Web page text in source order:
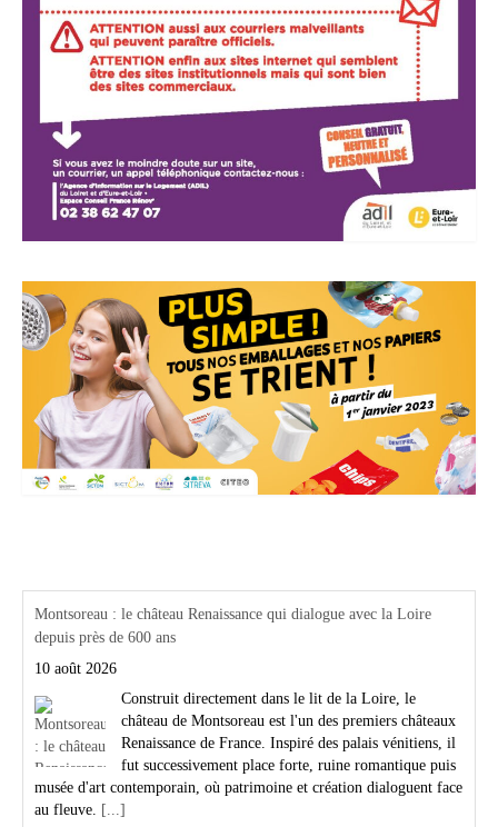
Montsoreau : le château Renaissance qui dialogue avec la Loire
depuis près de 600 ans
10 août 2026
Construit directement dans le lit de la Loire, le
château de Montsoreau est l'un des premiers châteaux
Renaissance de France. Inspiré des palais vénitiens, il
fut successivement place forte, ruine romantique puis
musée d'art contemporain, où patrimoine et création dialoguent face
au fleuve. [...]